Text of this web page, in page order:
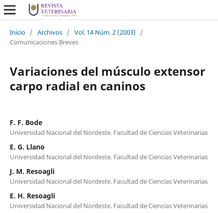
Inicio / Archivos / Vol. 14 Núm. 2 (2003)
/
Comunicaciones Breves
Variaciones del músculo extensor
carpo radial en caninos
F. F. Bode
Universidad Nacional del Nordeste. Facultad de Ciencias Veterinarias
E. G. Llano
Universidad Nacional del Nordeste. Facultad de Ciencias Veterinarias
J. M. Resoagli
Universidad Nacional del Nordeste. Facultad de Ciencias Veterinarias
E. H. Resoagli
Universidad Nacional del Nordeste. Facultad de Ciencias Veterinarias